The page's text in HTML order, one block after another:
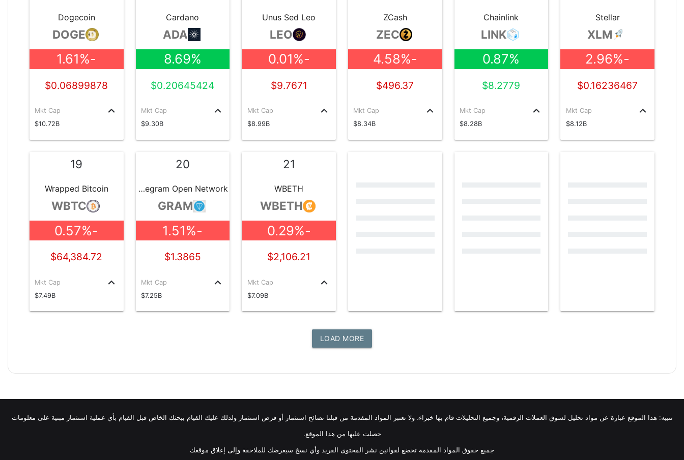
Dogecoin
DOGE
-1.61%
$0.06899878
Mkt Cap
$10.72B
keyboard_arrow_up
Cardano
ADA
8.69%
$0.20645424
Mkt Cap
$9.30B
keyboard_arrow_up
Unus Sed Leo
LEO
-0.01%
$9.7671
Mkt Cap
$8.99B
keyboard_arrow_up
ZCash
ZEC
-4.58%
$496.37
Mkt Cap
$8.34B
keyboard_arrow_up
Chainlink
LINK
0.87%
$8.2779
Mkt Cap
$8.28B
keyboard_arrow_up
Stellar
XLM
-2.96%
$0.16236467
Mkt Cap
$8.12B
keyboard_arrow_up
19
Wrapped Bitcoin
WBTC
-0.57%
$64,384.72
Mkt Cap
$7.49B
keyboard_arrow_up
20
Telegram Open Network
GRAM
-1.51%
$1.3865
Mkt Cap
$7.25B
keyboard_arrow_up
21
WBETH
WBETH
-0.29%
$2,106.21
Mkt Cap
$7.09B
keyboard_arrow_up
LOAD MORE
تنبيه: هذا الموقع عبارة عن مواد تحليل لسوق العملات الرقمية، وجميع التحليلات قام بها خبراء، ولا تعتبر المواد المقدمة من قبلنا نصائح استثمار أو فرص استثمار ولذلك عليك القيام ببحثك الخاص قبل القيام بأي عملية استثمار مبنية على معلومات
حصلت عليها من هذا الموقع.
جميع حقوق المواد المقدمة تخضع لقوانين نشر المحتوى الفريد وأي نسخ سيعرضك للملاحقة وإلى إغلاق موقعك